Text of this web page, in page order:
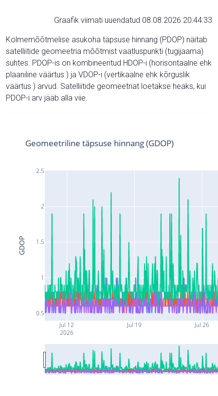
Graafik viimati uuendatud 08.08.2026 20:44:33
Kolmemõõtmelise asukoha täpsuse hinnang (PDOP) näitab
satelliitide geomeetria mõõtmist vaatluspunkti (tugijaama)
suhtes. PDOP-is on kombineeritud HDOP-i (horisontaalne ehk
plaaniline väärtus ) ja VDOP-i (vertikaalne ehk kõrguslik
väärtus ) arvud. Satelliitide geomeetriat loetakse heaks, kui
PDOP-i arv jääb alla viie.
Jul 12
2026
Jul 19 Jul 26
0.5
1
1.5
2
2.5
Geomeetriline täpsuse hinnang (GDOP)
GDOP